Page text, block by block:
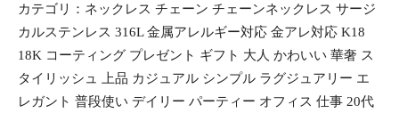
カテゴリ：ネックレス チェーン チェーンネックレス サージ
カルステンレス 316L 金属アレルギー対応 金アレ対応 K18
18K コーティング プレゼント ギフト 大人 かわいい 華奢 ス
タイリッシュ 上品 カジュアル シンプル ラグジュアリー エ
レガント 普段使い デイリー パーティー オフィス 仕事 20代